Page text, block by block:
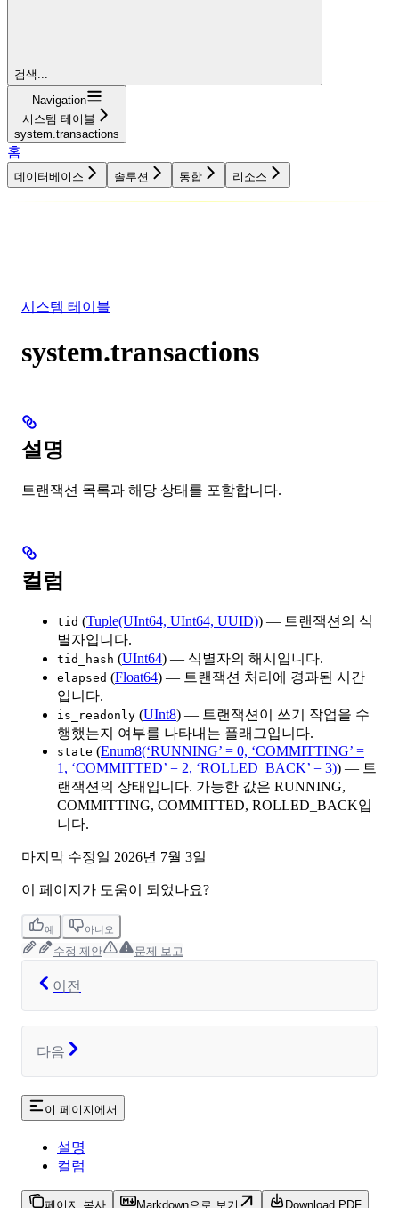
검색...
Navigation
시스템 테이블
system.transactions
홈
데이터베이스 솔루션 통합 리소스
시스템 테이블
system.transactions
설명
트랜잭션 목록과 해당 상태를 포함합니다.
컬럼
tid (Tuple(UInt64, UInt64, UUID)) — 트랜잭션의 식
별자입니다.
tid_hash (UInt64) — 식별자의 해시입니다.
elapsed (Float64) — 트랜잭션 처리에 경과된 시간
입니다.
is_readonly (UInt8) — 트랜잭션이 쓰기 작업을 수
행했는지 여부를 나타내는 플래그입니다.
state (Enum8(‘RUNNING’ = 0, ‘COMMITTING’ =
1, ‘COMMITTED’ = 2, ‘ROLLED_BACK’ = 3)) — 트
랜잭션의 상태입니다. 가능한 값은 RUNNING,
COMMITTING, COMMITTED, ROLLED_BACK입
니다.
마지막 수정일 2026년 7월 3일
이 페이지가 도움이 되었나요?
예 아니오
수정 제안 문제 보고
이전
다음
이 페이지에서
설명
컬럼
페이지 복사 Markdown으로 보기 Download PDF